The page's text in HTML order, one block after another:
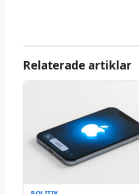
Relaterade artiklar